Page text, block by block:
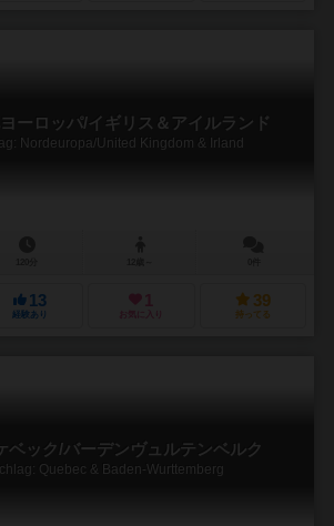
ーロッパ/イギリス＆アイルランド
Nordeuropa/United Kingdom & Irland
13
経験あり
1
お気に入り
39
持ってる
ベック/バーデンヴュルテンベルク
Quebec & Baden-Wurttemberg